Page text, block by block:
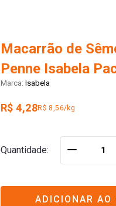
Macarrão de
Penne Isabela
Isabela
R$ 4,28R$ 8,56/kg
Quantidade
ADICIONAR AO